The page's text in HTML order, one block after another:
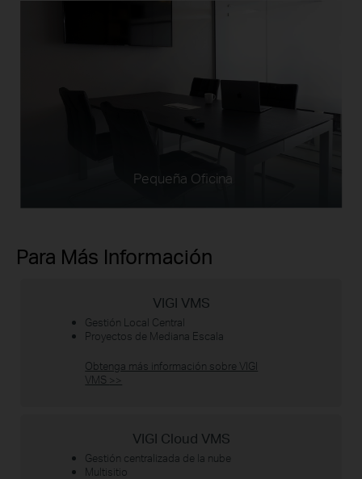
Pequeña Oficina
Para Más Información
VIGI VMS
Gestión Local Central
Proyectos de Mediana Escala
Obtenga más información sobre VIGI
VMS >>
VIGI Cloud VMS
Gestión centralizada de la nube
Multisitio